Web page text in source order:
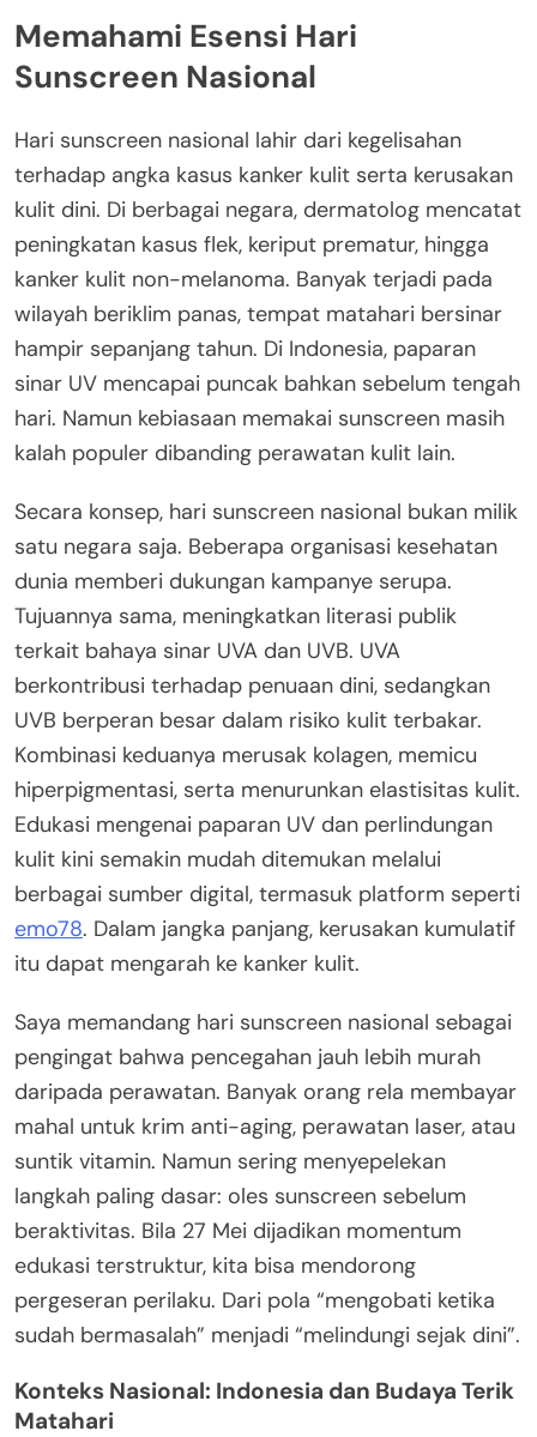
Memahami Esensi Hari
Sunscreen Nasional
Hari sunscreen nasional lahir dari kegelisahan
terhadap angka kasus kanker kulit serta kerusakan
kulit dini. Di berbagai negara, dermatolog mencatat
peningkatan kasus flek, keriput prematur, hingga
kanker kulit non-melanoma. Banyak terjadi pada
wilayah beriklim panas, tempat matahari bersinar
hampir sepanjang tahun. Di Indonesia, paparan
sinar UV mencapai puncak bahkan sebelum tengah
hari. Namun kebiasaan memakai sunscreen masih
kalah populer dibanding perawatan kulit lain.
Secara konsep, hari sunscreen nasional bukan milik
satu negara saja. Beberapa organisasi kesehatan
dunia memberi dukungan kampanye serupa.
Tujuannya sama, meningkatkan literasi publik
terkait bahaya sinar UVA dan UVB. UVA
berkontribusi terhadap penuaan dini, sedangkan
UVB berperan besar dalam risiko kulit terbakar.
Kombinasi keduanya merusak kolagen, memicu
hiperpigmentasi, serta menurunkan elastisitas kulit.
Edukasi mengenai paparan UV dan perlindungan
kulit kini semakin mudah ditemukan melalui
berbagai sumber digital, termasuk platform seperti
emo78. Dalam jangka panjang, kerusakan kumulatif
itu dapat mengarah ke kanker kulit.
Saya memandang hari sunscreen nasional sebagai
pengingat bahwa pencegahan jauh lebih murah
daripada perawatan. Banyak orang rela membayar
mahal untuk krim anti-aging, perawatan laser, atau
suntik vitamin. Namun sering menyepelekan
langkah paling dasar: oles sunscreen sebelum
beraktivitas. Bila 27 Mei dijadikan momentum
edukasi terstruktur, kita bisa mendorong
pergeseran perilaku. Dari pola “mengobati ketika
sudah bermasalah” menjadi “melindungi sejak dini”.
Konteks Nasional: Indonesia dan Budaya Terik
Matahari